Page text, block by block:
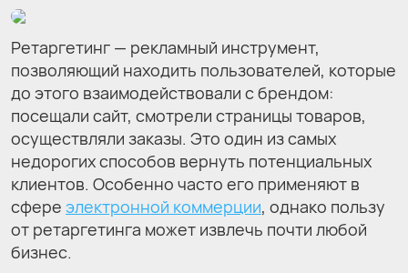
Ретаргетинг — рекламный инструмент,
позволяющий находить пользователей, которые
до этого взаимодействовали с брендом:
посещали сайт, смотрели страницы товаров,
осуществляли заказы. Это один из самых
недорогих способов вернуть потенциальных
клиентов. Особенно часто его применяют в
сфере электронной коммерции, однако пользу
от ретаргетинга может извлечь почти любой
бизнес.